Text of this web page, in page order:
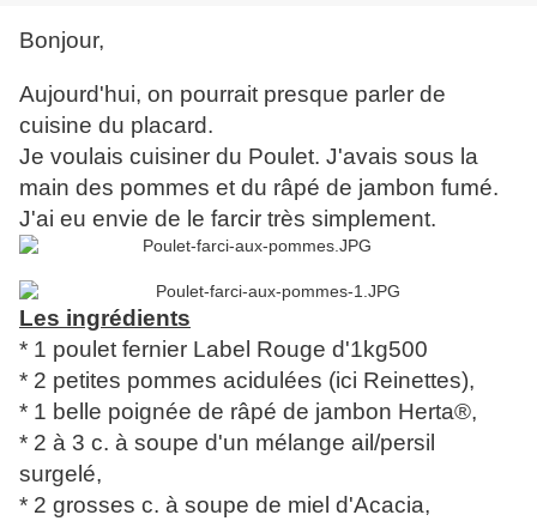
Bonjour,
Aujourd'hui, on pourrait presque parler de
cuisine du placard.
Je voulais cuisiner du Poulet. J'avais sous la
main des pommes et du râpé de jambon fumé.
J'ai eu envie de le farcir très simplement.
Les ingrédients
* 1 poulet fernier Label Rouge d'1kg500
* 2 petites pommes acidulées (ici Reinettes),
* 1 belle poignée de râpé de jambon Herta®,
* 2 à 3 c. à soupe d'un mélange ail/persil
surgelé,
* 2 grosses c. à soupe de miel d'Acacia,